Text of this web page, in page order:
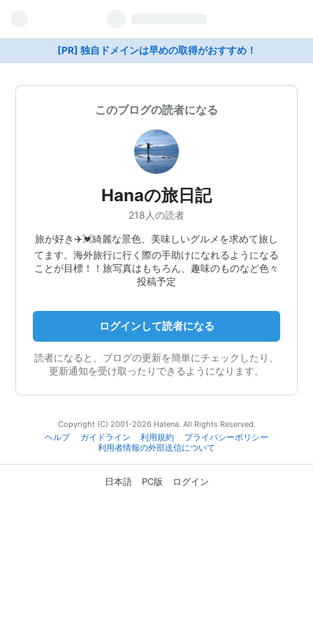
[PR] 独自ドメインは早めの取得がおすすめ！
このブログの読者になる
Hanaの旅日記
218人の読者
旅が好き✈️💓綺麗な景色、美味しいグルメを求めて旅し
てます。海外旅行に行く際の手助けになれるようになる
ことが目標！！旅写真はもちろん、趣味のものなど色々
投稿予定
ログインして読者になる
読者になると、ブログの更新を簡単にチェックしたり、
更新通知を受け取ったりできるようになります。
Copyright (C) 2001-2026 Hatena. All Rights Reserved.
ヘルプ
ガイドライン 利用規約
プライバシーポリシー
利用者情報の外部送信について
日本語 PC版 ログイン